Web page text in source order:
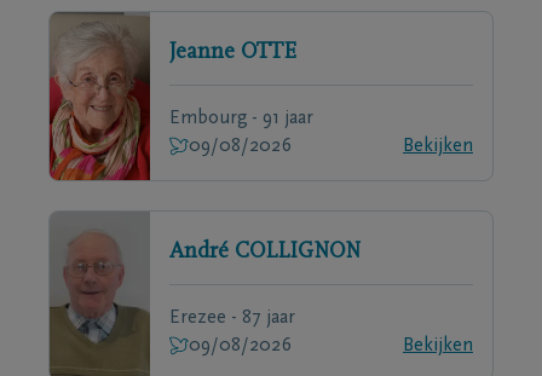
Jeanne OTTE
Embourg - 91 jaar
09/08/2026
Bekijken
André COLLIGNON
Erezee - 87 jaar
09/08/2026
Bekijken